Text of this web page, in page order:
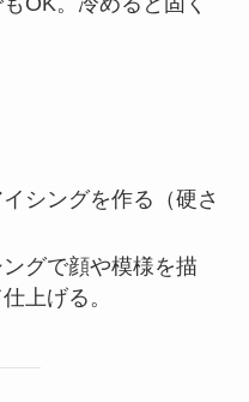
シングを作る（硬さ
グで顔や模様を描
上げる。